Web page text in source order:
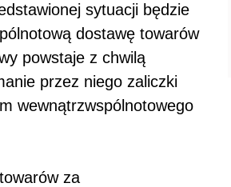
sytuacji będzie
dostawę towarów
powstaje z chwilą
przez niego zaliczki
wewnątrzwspólnotowego
za